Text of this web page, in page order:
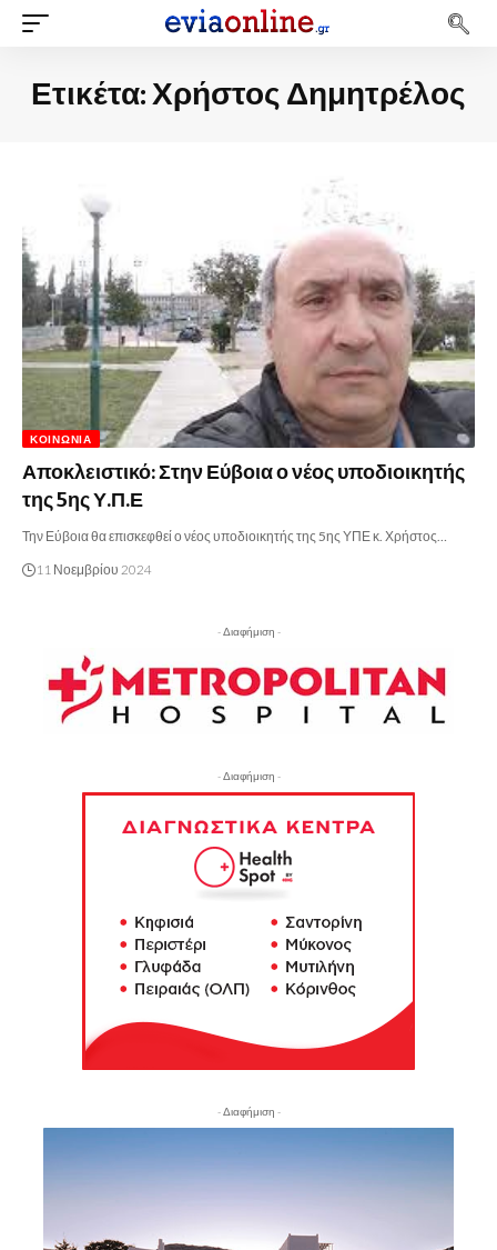
Ετικέτα:Χρήστος Δημητρέλος
ΚΟΙΝΩΝΊΑ
Αποκλειστικό: Στην Εύβοια ο νέος υποδιοικητής
της 5ης Υ.Π.Ε
Την Εύβοια θα επισκεφθεί ο νέος υποδιοικητής της 5ης ΥΠΕ κ. Χρήστος…
11 Νοεμβρίου 2024
- Διαφήμιση -
- Διαφήμιση -
- Διαφήμιση -